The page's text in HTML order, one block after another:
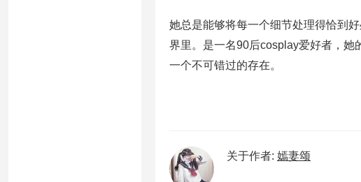
她总是能够将每一个细节处理得恰到
界里。是一名90后cosplay爱好者，她
一个不可错过的存在。
关于作者: 嫣妻颂